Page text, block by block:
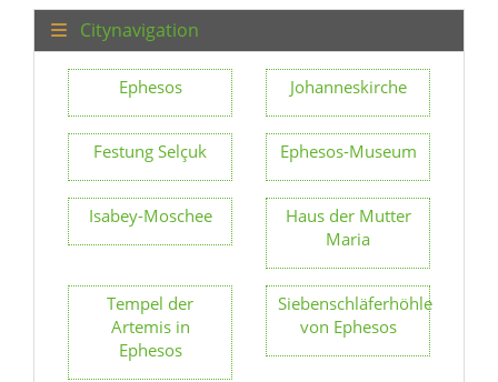
Citynavigation
Ephesos Johanneskirche
Festung Selçuk Ephesos-Museum
Isabey-Moschee
Haus der Mutter
Maria
Tempel der
Artemis in
Ephesos
Siebenschläferhöhle
von Ephesos